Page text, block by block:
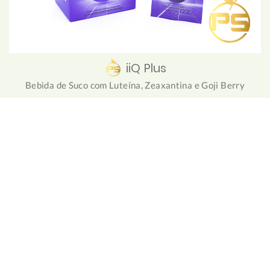
iiQ Plus
Bebida de Suco com Luteína, Zeaxantina e Goji Berry